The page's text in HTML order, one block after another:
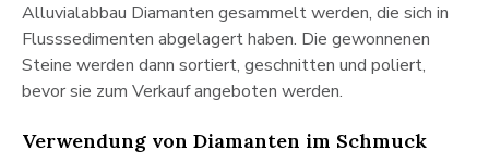
Alluvialabbau Diamanten gesammelt werden, die sich in
Flusssedimenten abgelagert haben. Die gewonnenen
Steine werden dann sortiert, geschnitten und poliert,
bevor sie zum Verkauf angeboten werden.
Verwendung von Diamanten im Schmuck